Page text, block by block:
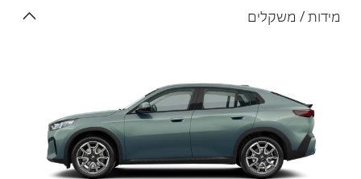
מידות / משקלים